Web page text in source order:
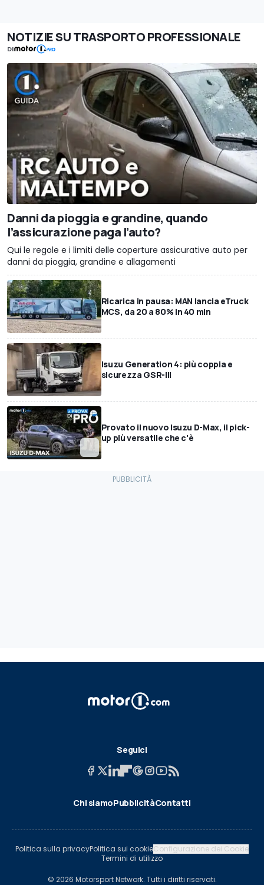
NOTIZIE SU TRASPORTO PROFESSIONALE
DI
Danni da pioggia e grandine, quando
l’assicurazione paga l’auto?
Qui le regole e i limiti delle coperture assicurative auto per
danni da pioggia, grandine e allagamenti
Ricarica in pausa: MAN lancia eTruck
MCS, da 20 a 80% in 40 min
Isuzu Generation 4: più coppia e
sicurezza GSR-III
Provato il nuovo Isuzu D-Max, il pick-
up più versatile che c'è
Seguici
Chi siamoPubblicitàContatti
Politica sulla privacyPolitica sui cookieConfigurazione dei Cookie
Termini di utilizzo
© 2026 Motorsport Network. Tutti i diritti riservati.